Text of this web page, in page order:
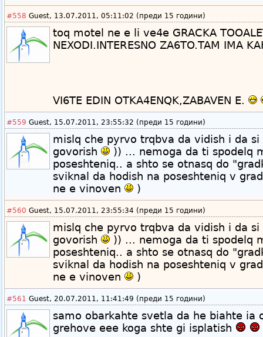
#558 Guest, 13.07.2011, 05:11:02 (преди 15 години)
toq motel ne e li ve4e GRACKA
NEXODI.INTERESNO ZA6TO.TAM IMA
VI6TE EDIN OTKA4ENQK,ZABAVEN E.
#559 Guest, 15.07.2011, 23:55:32 (преди 15 години)
mislq che pyrvo trqbva da vidish i da
govorish
)) ... nemoga da ti spodelq
poseshteniq.. a shto se otnasq do
sviknal da hodish na poseshteniq v
ne e vinoven
)
#560 Guest, 15.07.2011, 23:55:34 (преди 15 години)
mislq che pyrvo trqbva da vidish i da
govorish
)) ... nemoga da ti spodelq
poseshteniq.. a shto se otnasq do
sviknal da hodish na poseshteniq v
ne e vinoven
)
#561 Guest, 20.07.2011, 11:41:49 (преди 15 години)
samo obarkahte svetla da he biahte ia
grehove eee koga shte gi isplatish